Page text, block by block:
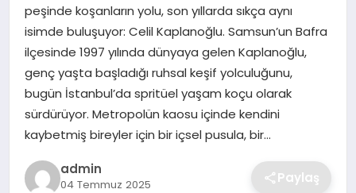
SIYASET
SPOR
TEKNOLOJI
YAŞAM
peşinde koşanların yolu, son yıllarda sıkça aynı
isimde buluşuyor: Celil Kaplanoğlu. Samsun’un Bafra
ilçesinde 1997 yılında dünyaya gelen Kaplanoğlu,
genç yaşta başladığı ruhsal keşif yolculuğunu,
bugün İstanbul’da spritüel yaşam koçu olarak
sürdürüyor. Metropolün kaosu içinde kendini
kaybetmiş bireyler için bir içsel pusula, bir…
admin
04 Temmuz 2025 Paylaş